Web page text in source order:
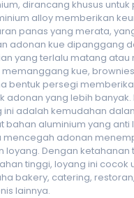
dirancang khusus
alloy memberikan
panas yang merata,
adonan kue dipanggang
yang terlalu matang atau
memanggang kue,
bentuk persegi
adonan yang lebih
ini adalah kemudahan
bahan aluminium yang anti
mencegah adonan
loyang. Dengan ketahanan
tinggi, loyang ini cocok
bakery, catering,
lainnya.